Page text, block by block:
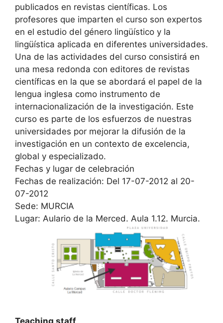
publicados en revistas científicas. Los
profesores que imparten el curso son expertos
en el estudio del género lingüístico y la
lingüística aplicada en diferentes universidades.
Una de las actividades del curso consistirá en
una mesa redonda con editores de revistas
científicas en la que se abordará el papel de la
lengua inglesa como instrumento de
internacionalización de la investigación. Este
curso es parte de los esfuerzos de nuestras
universidades por mejorar la difusión de la
investigación en un contexto de excelencia,
global y especializado.
Fechas y lugar de celebración
Fechas de realización: Del 17-07-2012 al 20-
07-2012
Sede: MURCIA
Lugar: Aulario de la Merced. Aula 1.12. Murcia.
Teaching staff